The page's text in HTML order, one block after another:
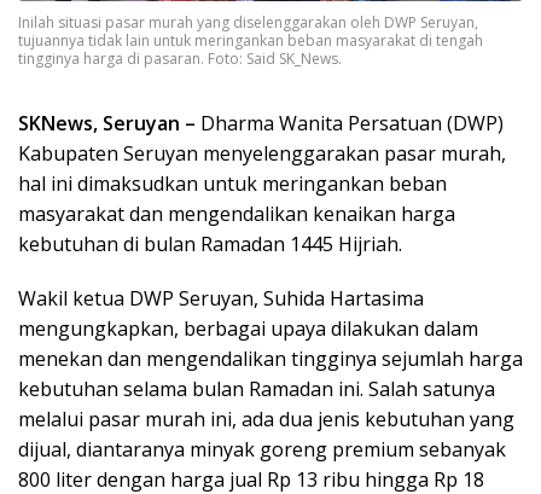
Inilah situasi pasar murah yang diselenggarakan oleh DWP Seruyan,
tujuannya tidak lain untuk meringankan beban masyarakat di tengah
tingginya harga di pasaran. Foto: Said SK_News.
SKNews, Seruyan – Dharma Wanita Persatuan (DWP)
Kabupaten Seruyan menyelenggarakan pasar murah,
hal ini dimaksudkan untuk meringankan beban
masyarakat dan mengendalikan kenaikan harga
kebutuhan di bulan Ramadan 1445 Hijriah.
Wakil ketua DWP Seruyan, Suhida Hartasima
mengungkapkan, berbagai upaya dilakukan dalam
menekan dan mengendalikan tingginya sejumlah harga
kebutuhan selama bulan Ramadan ini. Salah satunya
melalui pasar murah ini, ada dua jenis kebutuhan yang
dijual, diantaranya minyak goreng premium sebanyak
800 liter dengan harga jual Rp 13 ribu hingga Rp 18